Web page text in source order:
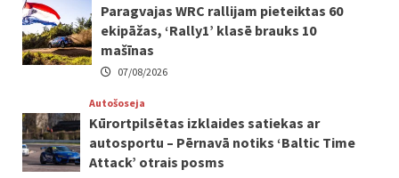
Paragvajas WRC rallijam pieteiktas 60
ekipāžas, ‘Rally1’ klasē brauks 10
mašīnas
07/08/2026
Autošoseja
Kūrortpilsētas izklaides satiekas ar
autosportu – Pērnavā notiks ‘Baltic Time
Attack’ otrais posms